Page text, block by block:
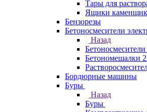
Тары для
Ящики
Бензорезы
Бетоносмесители
Назад
Бетономешалки
Бордюрные машины
Буры
Назад
Буры